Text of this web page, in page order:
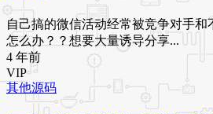
自己搞的微信活动经常被竞争对手和
怎么办？？想要大量诱导分享...
4 年前
VIP
其他源码